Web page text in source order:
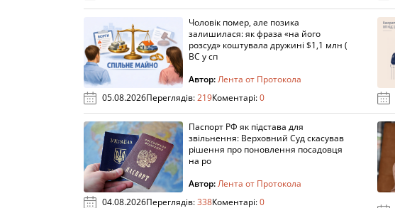
Чоловік помер, але позика
залишилася: як фраза «на його
розсуд» коштувала дружині $1,1 млн (
ВС у сп
Автор:Лента от Протокола
05.08.2026Переглядів:219Коментарі:0
Паспорт РФ як підстава для
звільнення: Верховний Суд скасував
рішення про поновлення посадовця
на ро
Автор:Лента от Протокола
04.08.2026Переглядів:338Коментарі:0